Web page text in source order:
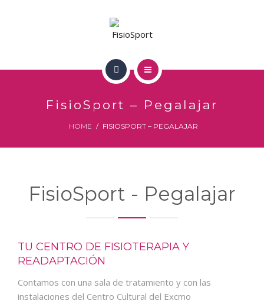
EQUIPO
TRATAMIENTOS
EQUIPO
CONTACTO
FisioSport – Pegalajar
HOME FISIOSPORT – PEGALAJAR
FisioSport - Pegalajar
TU CENTRO DE FISIOTERAPIA Y
READAPTACIÓN
Contamos con una sala de tratamiento y con las
instalaciones del Centro Cultural del Excmo